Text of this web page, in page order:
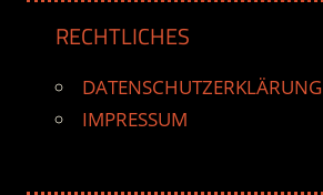
RECHTLICHES
DATENSCHUTZERKLÄRUNG
IMPRESSUM